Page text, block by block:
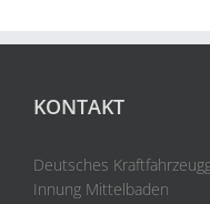
KONTAKT
Deutsches
Innung Mittelbaden